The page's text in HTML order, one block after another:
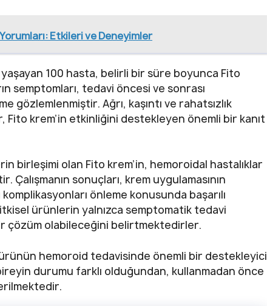
Etkileri ve Deneyimler
100 hasta, belirli bir süre boyunca Fito
semptomları, tedavi öncesi ve sonrası
gözlemlenmiştir. Ağrı, kaşıntı ve rahatsızlık
Fito krem’in etkinliğini destekleyen önemli bir kanıt
birleşimi olan Fito krem’in, hemoroidal hastalıklar
sonuçları, krem uygulamasının
önleme konusunda başarılı
ürünlerin yalnızca semptomatik tedavi
çözüm olabileceğini belirtmektedirler.
hemoroid tedavisinde önemli bir destekleyici
durumu farklı olduğundan, kullanmadan önce